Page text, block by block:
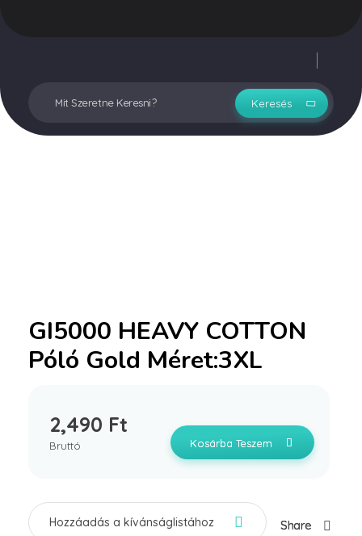
Fiókom
GI5000 HEAVY COTTON
Póló Gold Méret:3XL
2,490 Ft
Bruttó Kosárba Teszem
Hozzáadás a kívánságlistához Share